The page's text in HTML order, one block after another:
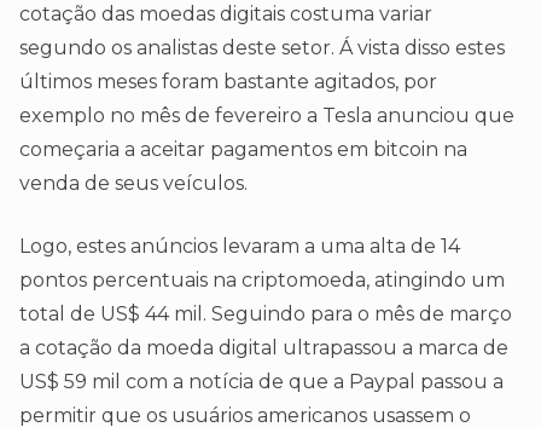
cotação das moedas digitais costuma variar
segundo os analistas deste setor. Á vista disso estes
últimos meses foram bastante agitados, por
exemplo no mês de fevereiro a Tesla anunciou que
começaria a aceitar pagamentos em bitcoin na
venda de seus veículos.
Logo, estes anúncios levaram a uma alta de 14
pontos percentuais na criptomoeda, atingindo um
total de US$ 44 mil. Seguindo para o mês de março
a cotação da moeda digital ultrapassou a marca de
US$ 59 mil com a notícia de que a Paypal passou a
permitir que os usuários americanos usassem o